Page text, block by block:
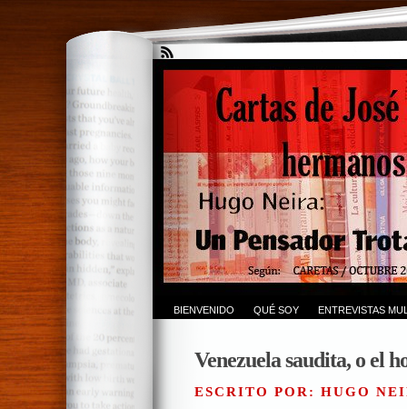
BIENVENIDO QUÉ SOY ENTREVISTAS
Venezuela saudita, o el
ESCRITO POR: HUGO